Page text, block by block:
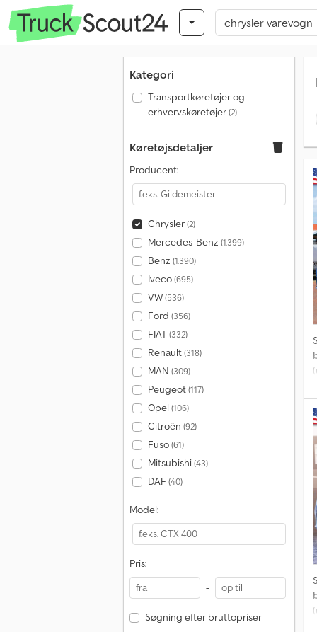
Kategori
Transportkøretøjer og
erhvervskøretøjer(2)
Køretøjsdetaljer
Producent:
Chrysler(2)
Mercedes-Benz (1.399)
Benz (1.390)
Iveco(695)
VW(536)
Ford (356)
FIAT(332)
Renault(318)
MAN (309)
Peugeot(117)
Opel (106)
Citroën (92)
Fuso(61)
Mitsubishi(43)
DAF (40)
Model:
Pris:
-
Søgning efter bruttopriser